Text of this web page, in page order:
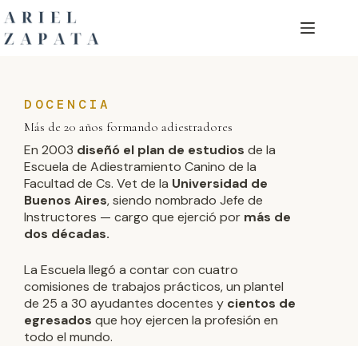
DOCENCIA
Más de 20 años formando adiestradores
En 2003 diseñó el plan de estudios de la
Escuela de Adiestramiento Canino de la
Facultad de Cs. Vet de la Universidad de
Buenos Aires, siendo nombrado Jefe de
Instructores — cargo que ejerció por más de
dos décadas.
La Escuela llegó a contar con cuatro
comisiones de trabajos prácticos, un plantel
de 25 a 30 ayudantes docentes y cientos de
egresados que hoy ejercen la profesión en
todo el mundo.